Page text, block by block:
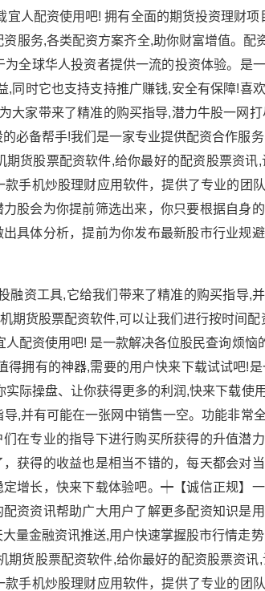
人配资使用吧! 拥有全面的期货投资理财项
服务,各类配资方案齐全,助你财富增值。配
全球华人投资者提供一流的投资体验。是
同时它也支持支持推广赚钱,安全有保障!喜
大家带来了精准的购买指导,潜力牛股一网
必备帮手!我们是一家专业提供配资合作服
货股票配资软件,给你最好的配资股票资讯
手机炒股理财应用软件，提供了专业的团
股会为你提前筛选出来，你只要根据自身
具体分析，提前为你发布最新股市行业规
资工具,它给我们带来了精准的购买指导,
货股票配资软件,可以让我们进行按时间配
配资使用吧! 是一款解决各位股民查询烦恼
拥有的神器,需要的用户快来下载试试吧!
际操盘、让你获得更多的利润,快来下载使
,并有可能在一张网中销售一空。功能非常
在专业的指导下进行购买所获得的升值潜
获得的收益也是相当不错的，每天都会对
增长，快来下载体验吧。┿【诚信正规】
资资讯帮助广大用户了解更多配资知识是
量金融资讯推送,用户快速掌握股市行情走
货股票配资软件,给你最好的配资股票资
手机炒股理财应用软件，提供了专业的团